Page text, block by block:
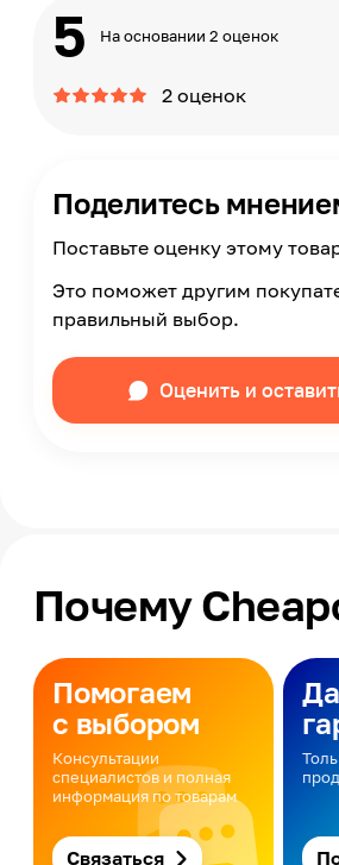
5 На основании 2 оценок
2 оценок
Поделитесь
Поставьте оценку этому
Это поможет другим
правильный выбор.
Оценить и
Почему
Помогаем
с выбором
Консультации
специалистов и полная
информация по товарам
Связаться